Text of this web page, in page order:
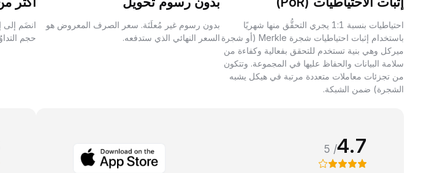
احتياطيات بنسبة 1:1 يجري التحقُّق منها شهريًا
باستخدام إثبات احتياطيات شجرة Merkle (أو شجرة
ميركل وهي بنية تستخدم للتحقق بفعالية وكفاءة من
سلامة البيانات والحفاظ عليها في المجموعة. وتتكون
من تجزئات معاملات متعددة مرتبة في هيكل يشبه
الشجرة) ضمن الشبكة.
بدون رسوم غير مُعلَنَة. سعر الصرف المعروض هو
السعر النهائي الذي ستدفعه.
انضَم إلى
حجم
4.7
/ 5